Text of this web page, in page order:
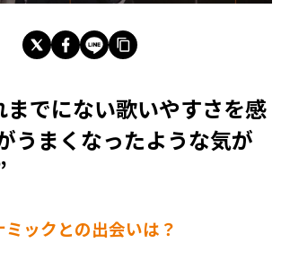
までにない歌いやすさを感
うまくなったような気が
ックとの出会いは？